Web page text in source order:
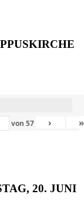
von 57 › »
20. JUNI